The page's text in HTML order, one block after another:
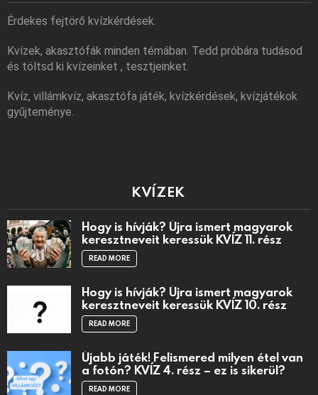
Érdekes fejtörő kvízkérdések.
Kvízek, akasztófák minden témában. Tedd próbára tudásod
és töltsd ki kvízeinket , tesztjeinket.
Kvíz, villámkvíz, akasztófa játék, kvízkérdések, kvízjátékok
gyűjteménye.
KVÍZEK
Hogy is hívják? Újra ismert magyarok
keresztneveit keressük KVÍZ 11. rész
READ MORE
Hogy is hívják? Újra ismert magyarok
keresztneveit keressük KVÍZ 10. rész
READ MORE
Újabb játék! Felismered milyen étel van
a fotón? KVÍZ 4. rész – ez is sikerül?
READ MORE